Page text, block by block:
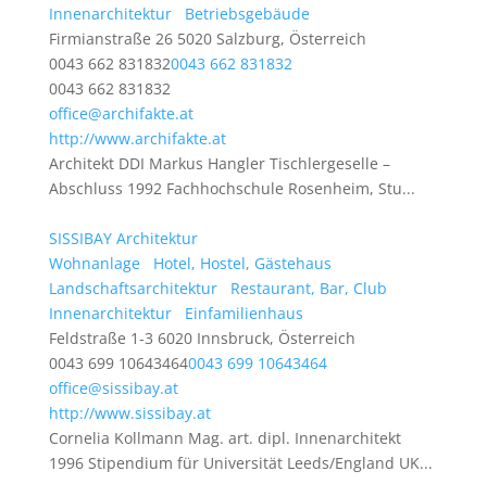
Innenarchitektur
Betriebsgebäude
Firmianstraße 26 5020 Salzburg, Österreich
0043 662 8318320043 662 831832
0043 662 831832
office@archifakte.at
http://www.archifakte.at
Architekt DDI Markus Hangler Tischlergeselle –
Abschluss 1992 Fachhochschule Rosenheim, Stu...
SISSIBAY Architektur
Wohnanlage
Hotel, Hostel, Gästehaus
Landschaftsarchitektur
Restaurant, Bar, Club
Innenarchitektur
Einfamilienhaus
Feldstraße 1-3 6020 Innsbruck, Österreich
0043 699 106434640043 699 10643464
office@sissibay.at
http://www.sissibay.at
Cornelia Kollmann Mag. art. dipl. Innenarchitekt
1996 Stipendium für Universität Leeds/England UK...